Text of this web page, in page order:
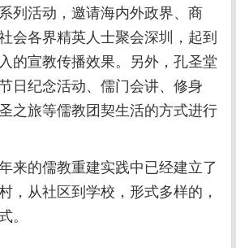
列活动，邀请海内外政界、商
会各界精英人士聚会深圳，起到
的宣教传播效果。另外，孔圣堂
日纪念活动、儒门会讲、修身
之旅等儒教团契生活的方式进行
来的儒教重建实践中已经建立了
，从社区到学校，形式多样的，
。